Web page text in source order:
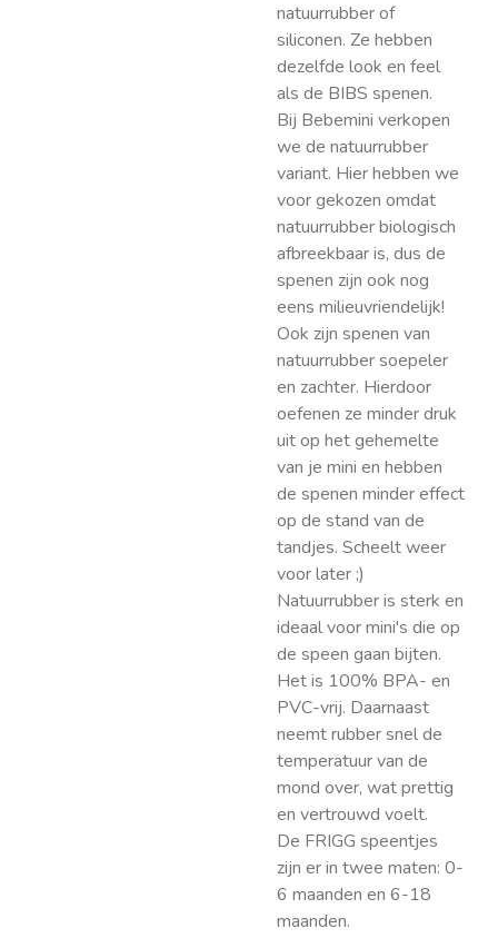
natuurrubber of
siliconen. Ze hebben
dezelfde look en feel
als de BIBS spenen.
Bij Bebemini verkopen
we de natuurrubber
variant. Hier hebben we
voor gekozen omdat
natuurrubber biologisch
afbreekbaar is, dus de
spenen zijn ook nog
eens milieuvriendelijk!
Ook zijn spenen van
natuurrubber soepeler
en zachter. Hierdoor
oefenen ze minder druk
uit op het gehemelte
van je mini en hebben
de spenen minder effect
op de stand van de
tandjes. Scheelt weer
voor later ;)
Natuurrubber is sterk en
ideaal voor mini's die op
de speen gaan bijten.
Het is 100% BPA- en
PVC-vrij. Daarnaast
neemt rubber snel de
temperatuur van de
mond over, wat prettig
en vertrouwd voelt.
De FRIGG speentjes
zijn er in twee maten: 0-
6 maanden en 6-18
maanden.